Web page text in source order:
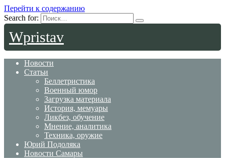
Перейти к содержанию
Search for:
Wpristav
Новости
Статьи
Беллетристика
Военный юмор
Загрузка материала
История, мемуары
Ликбез, обучение
Мнение, аналитика
Техника, оружие
Юрий Подоляка
Новости Самары